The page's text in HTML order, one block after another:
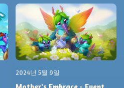
2024년 5월 9일